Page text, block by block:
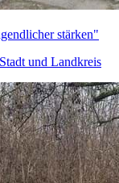
stärken"
und Landkreis